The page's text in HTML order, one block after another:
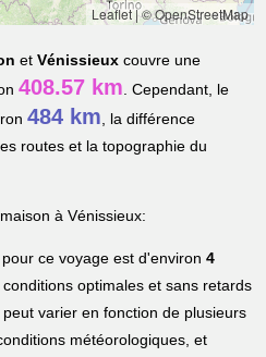
Leaflet|© OpenStreetMap
etVénissieux couvre une
408.57 km. Cependant, le
484 km, la différence
routes et la topographie du
à Vénissieux:
ce voyage est d'environ4
optimales et sans retards
varier en fonction de plusieurs
météorologiques, et